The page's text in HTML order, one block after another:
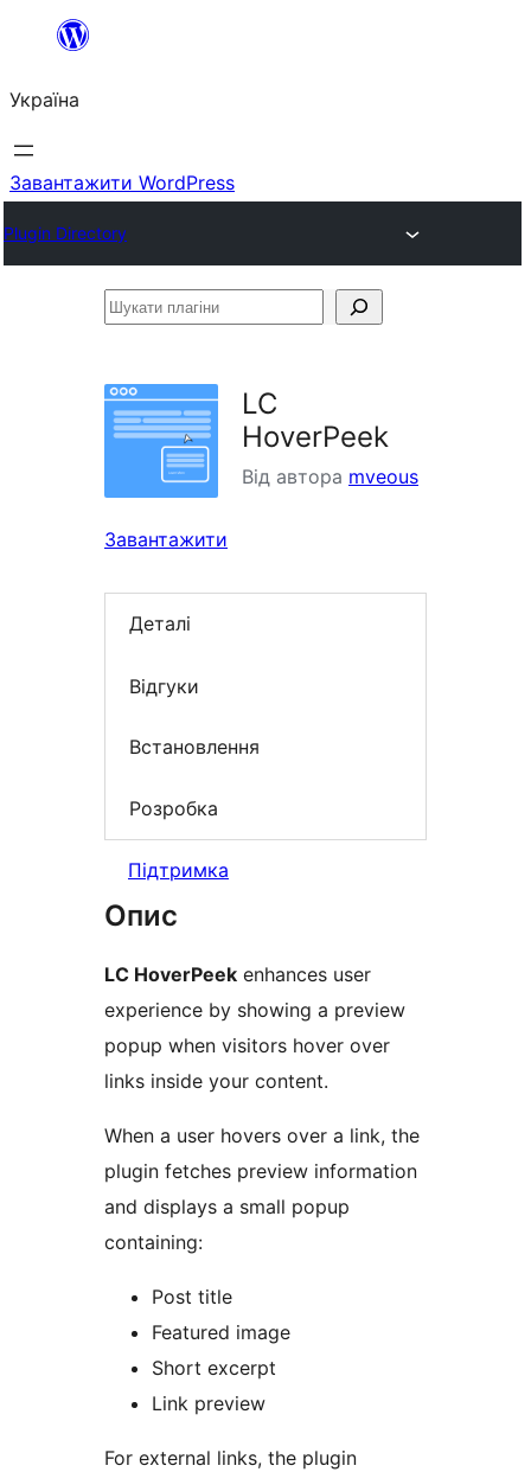
Перейти
вмісту
Україна
Завантажити WordPress
Plugin Directory
Шукати
LC
HoverPeek
Від автора mveous
Завантажити
Деталі
Відгуки
Встановлення
Розробка
Підтримка
Опис
LC HoverPeek enhances user
experience by showing a preview
popup when visitors hover over
links inside your content.
When a user hovers over a link, the
plugin fetches preview information
and displays a small popup
containing:
Post title
Featured image
Short excerpt
Link preview
For external links, the plugin